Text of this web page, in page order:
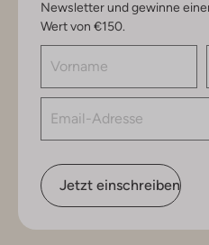
Newsletter und gewinne
Wert von €150.
Jetzt einschreiben